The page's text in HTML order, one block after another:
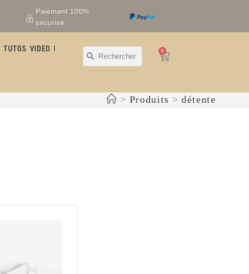
Paiement 100%
sécurisé
TUTOS VIDEO
0
> Produits > détente